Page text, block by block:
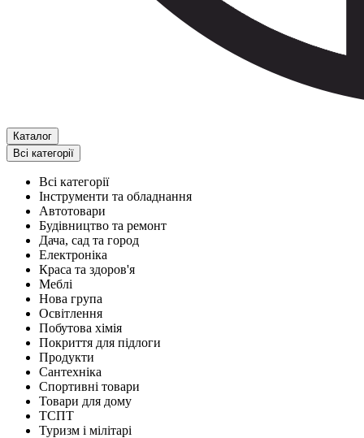
Каталог
Всі категорії
Всі категорії
Інструменти та обладнання
Автотовари
Будівництво та ремонт
Дача, сад та город
Електроніка
Краса та здоров'я
Меблі
Нова група
Освітлення
Побутова хімія
Покриття для підлоги
Продукти
Сантехніка
Спортивні товари
Товари для дому
ТСПТ
Туризм і мілітарі